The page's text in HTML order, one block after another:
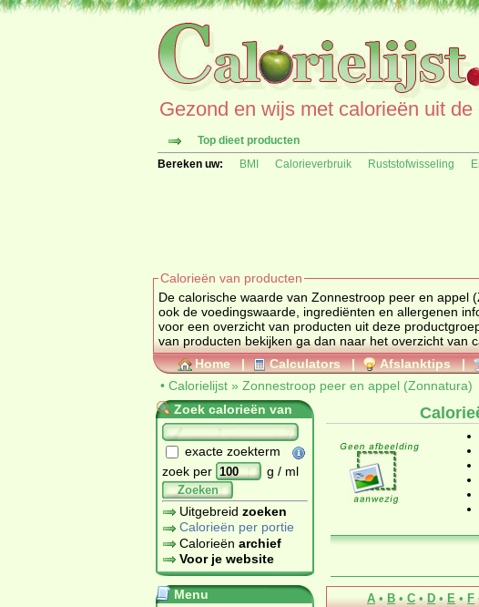
Gezond en wijs met calorieën uit de
Top dieet producten
Bereken uw:
BMI Calorieverbruik Ruststofwisseling
Calorieën van producten
De calorische waarde van Zonnestroop peer en appel
voor een overzicht van producten uit deze
van producten bekijken ga dan naar het
Home | Calculators | Afslanktips |
• Calorielijst » Zonnestroop peer en appel (Zonnatura)
Zoek calorieën van
exacte zoekterm
zoek per
g / ml
Zoeken
Uitgebreid zoeken
Calorieën per portie
Calorieën archief
Voor je website
Menu
A • B • C • D • E • F